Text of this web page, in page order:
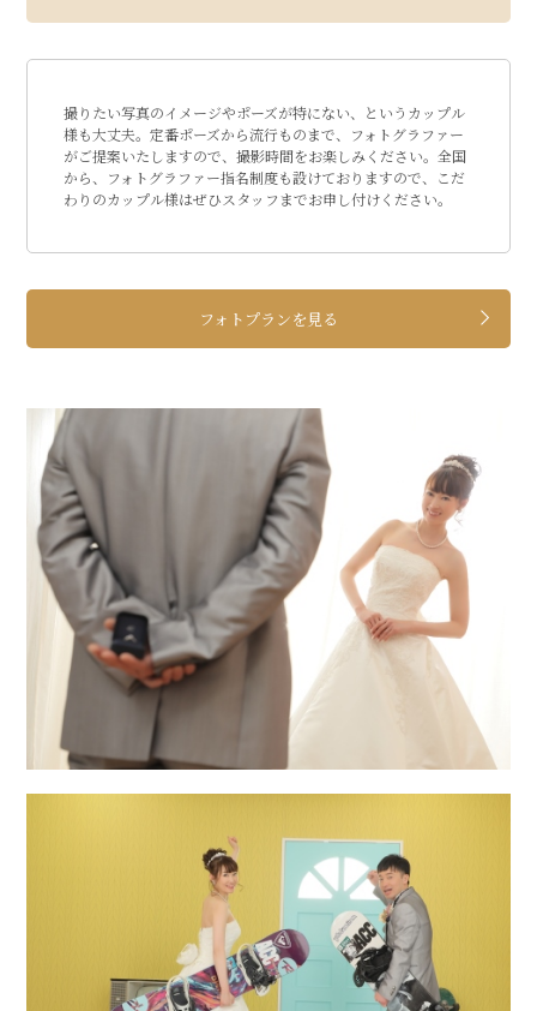
撮りたい写真のイメージやポーズが特にない、というカップル
様も大丈夫。定番ポーズから流行ものまで、フォトグラファー
がご提案いたしますので、撮影時間をお楽しみください。全国
から、フォトグラファー指名制度も設けておりますので、こだ
わりのカップル様はぜひスタッフまでお申し付けください。
フォトプランを見る